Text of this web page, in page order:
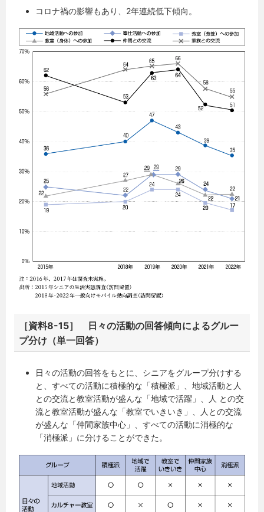
コロナ禍の影響もあり、2年連続低下傾向。
［資料8-15］ 日々の活動の回答傾向によるグルー
プ分け（単一回答）
日々の活動の回答をもとに、シニアをグループ分けする
と、すべての活動に積極的な「積極派」、地域活動と人
との交流と教室活動が盛んな「地域で活躍」、人 との交
流と教室活動が盛んな「教室でいきいき」、人との交流
が盛んな「仲間家族中心」、すべての活動に消極的な
「消極派」に分けることができた。